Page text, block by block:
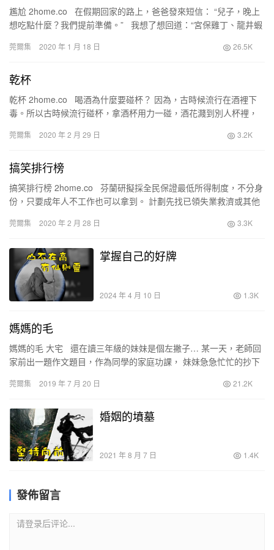
尷尬 2home.co 在假期回家的路上，爸爸發來短信： “兒子，晚上
想吃點什麼？我們提前準備。” 我想了想回道：“宮保雞丁、龍井蝦
莞爾集 2020 年 1 月 18 日 26.5K
乾杯
乾杯 2home.co 喝酒為什麼要碰杯？ 因為，古時候流行在酒裡下
毒。所以古時候流行碰杯，拿酒杯用力一碰，酒花濺到別人杯裡，
莞爾集 2020 年 2 月 29 日 3.2K
搞笑排行榜
搞笑排行榜 2home.co 芬蘭研擬採全民保證最低所得制度，不分身
份，只要成年人不工作也可以拿到。 計劃先找已領失業救濟或其他
莞爾集 2020 年 2 月 28 日 3.3K
掌握自己的好牌
2024 年 4 月 10 日 1.3K
媽媽的毛
媽媽的毛 大宅 還在讀三年級的妹妹是個左撇子… 某一天，老師回
家前出一題作文題目，作為同學的家庭功課， 妹妹急急忙忙的抄下
莞爾集 2019 年 7 月 20 日 21.2K
婚姻的墳墓
2021 年 8 月 7 日 1.4K
發佈留言
请登录后评论...